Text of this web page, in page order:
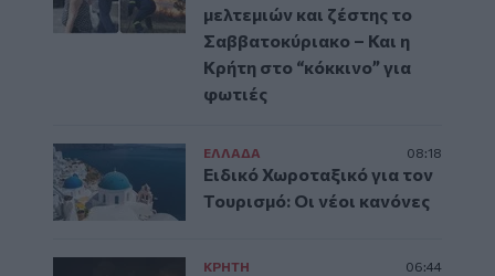
μελτεμιών και ζέστης το
Σαββατοκύριακο – Και η
Κρήτη στο “κόκκινο” για
φωτιές
ΕΛΛAΔΑ 08:18
Ειδικό Χωροταξικό για τον
Τουρισμό: Οι νέοι κανόνες
ΚΡΗΤΗ 06:44